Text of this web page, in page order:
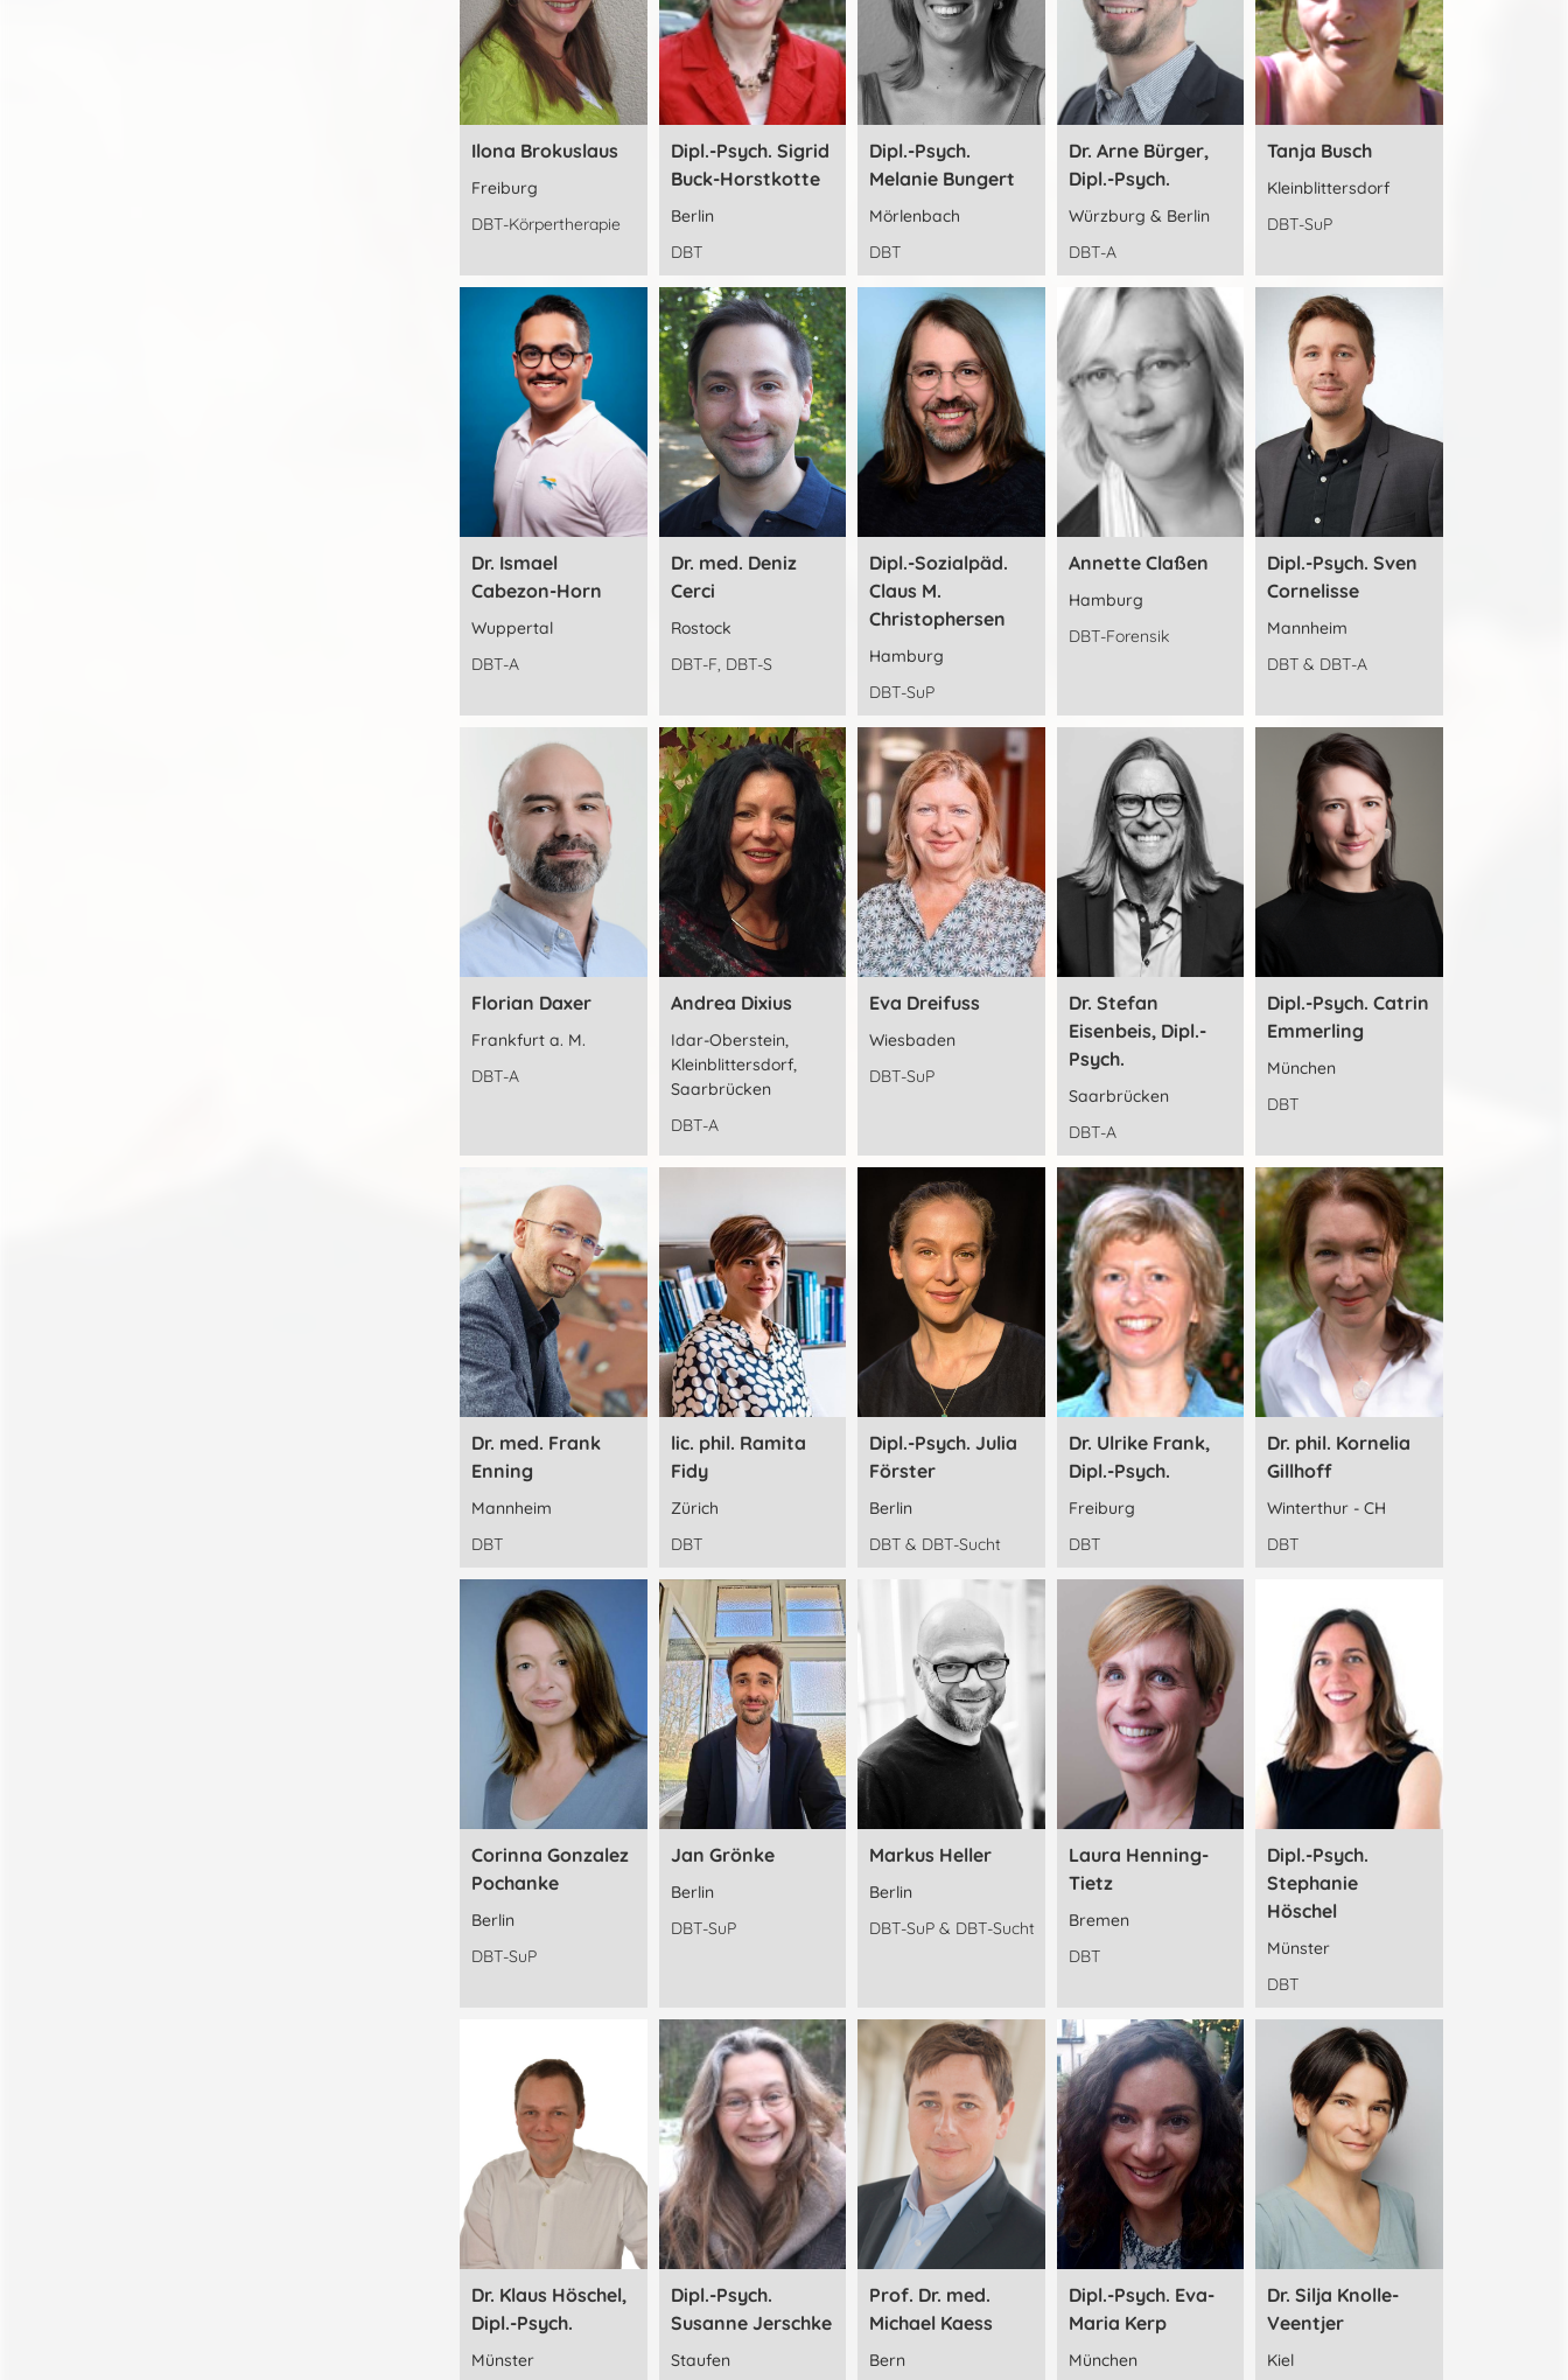
Ilona Brokuslaus
Freiburg
DBT-Körpertherapie
Dipl.-Psych. Sigrid
Buck-Horstkotte
Berlin
DBT
Dipl.-Psych.
Melanie Bungert
Mörlenbach
DBT
Dr. Arne Bürger,
Dipl.-Psych.
Würzburg & Berlin
DBT-A
Tanja Busch
Kleinblittersdorf
DBT-SuP
Dr. Ismael
Cabezon-Horn
Wuppertal
DBT-A
Dr. med. Deniz
Cerci
Rostock
DBT-F, DBT-S
Dipl.-Sozialpäd.
Claus M.
Christophersen
Hamburg
DBT-SuP
Annette Claßen
Hamburg
DBT-Forensik
Dipl.-Psych. Sven
Cornelisse
Mannheim
DBT & DBT-A
Florian Daxer
Frankfurt a. M.
DBT-A
Andrea Dixius
Idar-Oberstein,
Kleinblittersdorf,
Saarbrücken
DBT-A
Eva Dreifuss
Wiesbaden
DBT-SuP
Dr. Stefan
Eisenbeis, Dipl.-
Psych.
Saarbrücken
DBT-A
Dipl.-Psych. Catrin
Emmerling
München
DBT
Dr. med. Frank
Enning
Mannheim
DBT
lic. phil. Ramita
Fidy
Zürich
DBT
Dipl.-Psych. Julia
Förster
Berlin
DBT & DBT-Sucht
Dr. Ulrike Frank,
Dipl.-Psych.
Freiburg
DBT
Dr. phil. Kornelia
Gillhoff
Winterthur - CH
DBT
Corinna Gonzalez
Pochanke
Berlin
DBT-SuP
Jan Grönke
Berlin
DBT-SuP
Markus Heller
Berlin
DBT-SuP & DBT-Sucht
Laura Henning-
Tietz
Bremen
DBT
Dipl.-Psych.
Stephanie
Höschel
Münster
DBT
Dr. Klaus Höschel,
Dipl.-Psych.
Münster
Dipl.-Psych.
Susanne Jerschke
Staufen
Prof. Dr. med.
Michael Kaess
Bern
Dipl.-Psych. Eva-
Maria Kerp
München
Dr. Silja Knolle-
Veentjer
Kiel